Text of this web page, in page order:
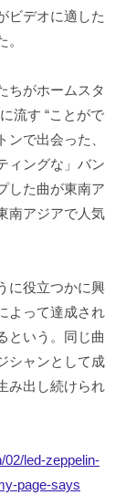
ビデオに適した
ちがホームスタ
流す “ことがで
で出会った、
ィングな」バン
した曲が東南ア
南アジアで人気
に役立つかに興
よって達成され
という。同じ曲
シャンとして成
み出し続けられ
02/led-zeppelin-
page-says